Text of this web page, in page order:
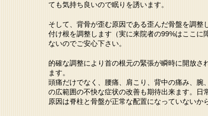
ても気持ち良いので眠りを誘います。
そして、背骨が歪む原因である歪んだ骨盤を調整
付け根を調整します（実に来院者の99%はここに
ないのでご安心下さい。
的確な調整により首の根元の緊張が瞬時に開放さ
ます。
頭痛だけでなく、腰痛、肩こり、背中の痛み、腕
の広範囲の不快な症状の改善も期待出来ます。日
原因は脊柱と骨盤が正常な配置になっていないか